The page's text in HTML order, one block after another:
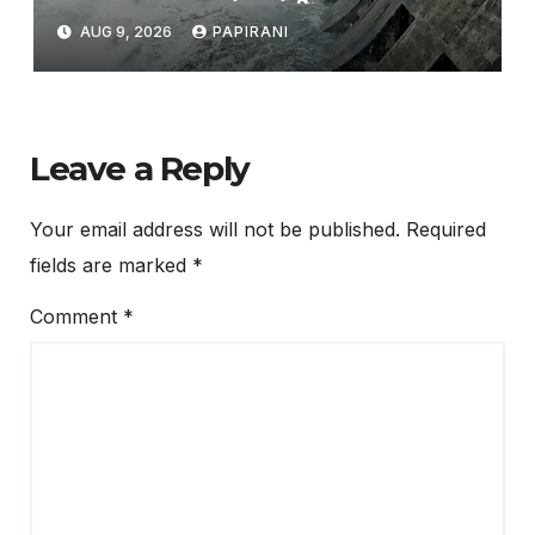
ଗେଟ୍
AUG 9, 2026 PAPIRANI
Leave a Reply
Your email address will not be published. Required
fields are marked *
Comment *